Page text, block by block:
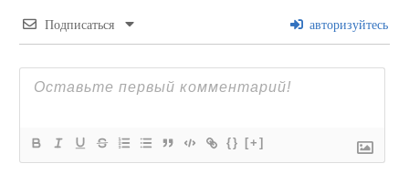
Подписаться авторизуйтесь
{} [+]